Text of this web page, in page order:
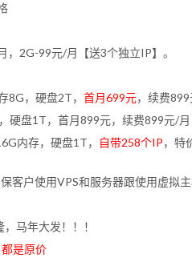
2G-99元/月【送3个独立IP】。
8G，硬盘2T， 首月699元，续费
硬盘1T，首月899元，续费899元/月
内存，硬盘1T，
自带258个IP，特
客户使用VPS和服务器跟使用虚拟
马年大发！！！
是原价